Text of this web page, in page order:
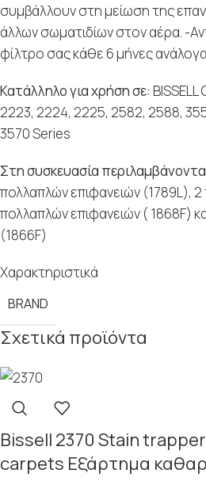
συμβάλλουν στη μείωση της
άλλων σωματιδίων στον αέρα. -
φίλτρο σας κάθε 6 μήνες
Κατάλληλο για χρήση σε:
2223, 2224, 2225, 2582, 2588,
3570 Series
Στη συσκευασία
πολλαπλών επιφανειών (1789L),
πολλαπλών επιφανειών ( 1868F)
(1866F)
Χαρακτηριστικά
BRAND
Σχετικά προϊόντα
Bissell 2370 Stain
carpets Εξάρτημα